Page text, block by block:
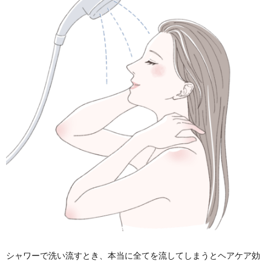
シャワーで洗い流すとき、本当に全てを流してしまうとヘアケア効